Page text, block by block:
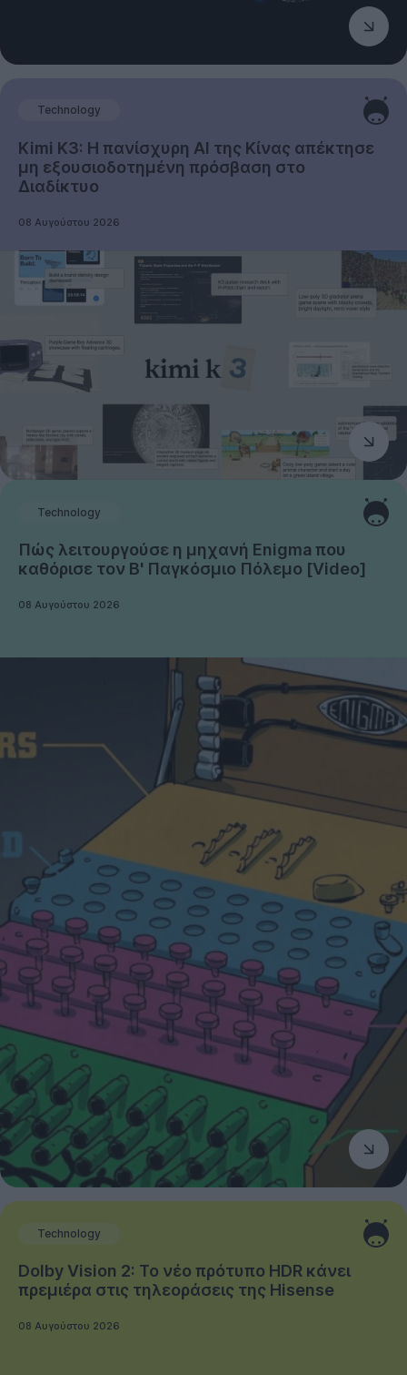
Technology
Kimi K3: Η πανίσχυρη AI της Κίνας απέκτησε
μη εξουσιοδοτημένη πρόσβαση στο
Διαδίκτυο
08 Αυγούστου 2026
Technology
Πώς λειτουργούσε η μηχανή Enigma που
καθόρισε τον Β' Παγκόσμιο Πόλεμο [Video]
08 Αυγούστου 2026
Technology
Dolby Vision 2: Το νέο πρότυπο HDR κάνει
πρεμιέρα στις τηλεοράσεις της Hisense
08 Αυγούστου 2026